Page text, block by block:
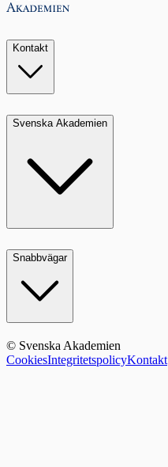
Kontakt
Svenska Akademien
Snabbvägar
© Svenska Akademien
CookiesIntegritetspolicyKontakt